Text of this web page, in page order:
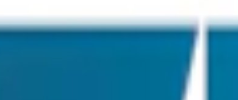
mintsmak. Det kommer i slim portioner med 8,4 mg nikotin.